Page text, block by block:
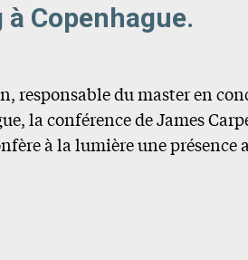
à Copenhague.
responsable du master en
la conférence de James
à la lumière une présence